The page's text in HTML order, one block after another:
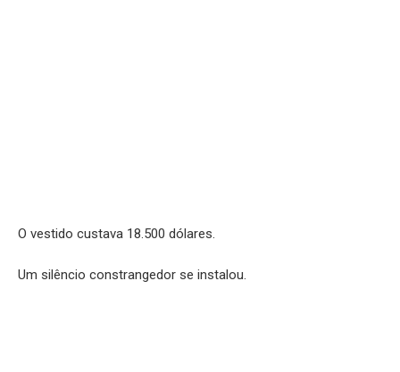
O vestido custava 18.500 dólares.
Um silêncio constrangedor se instalou.